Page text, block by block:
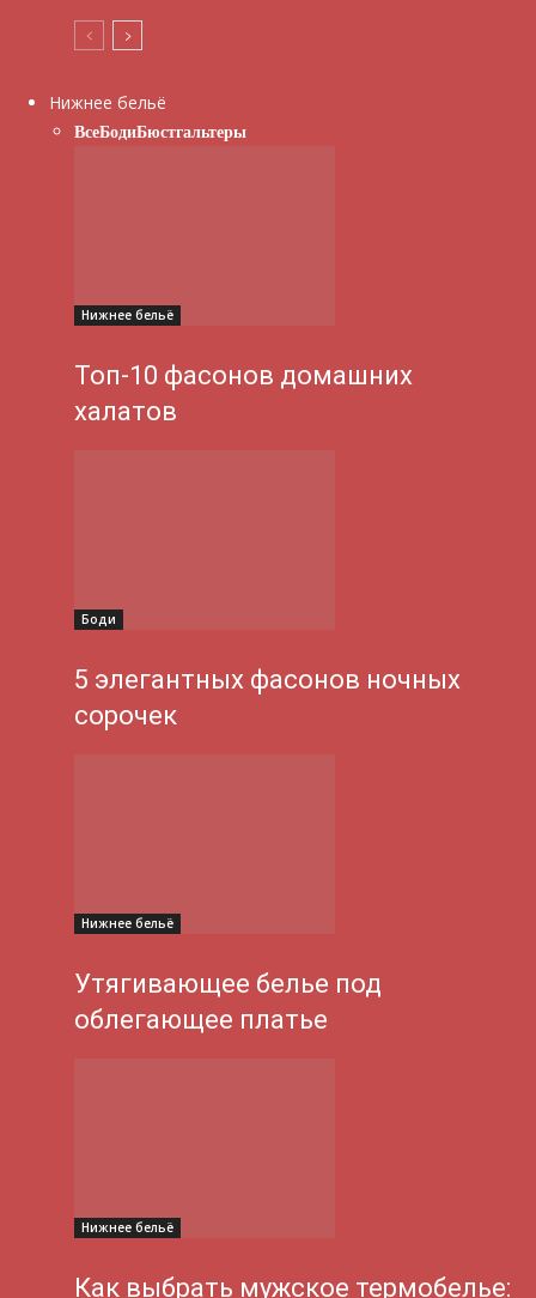
Нижнее бельё
ВсеБодиБюстгальтеры
Нижнее бельё
Топ-10 фасонов домашних
халатов
Боди
5 элегантных фасонов ночных
сорочек
Нижнее бельё
Утягивающее белье под
облегающее платье
Нижнее бельё
Как выбрать мужское термобелье: